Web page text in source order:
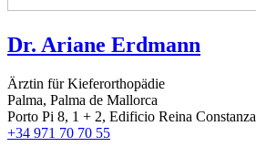
Dr. Ariane Erdmann
Ärztin für Kieferorthopädie
Palma, Palma de Mallorca
Porto Pi 8, 1 + 2, Edificio Reina Constanza
+34 971 70 70 55